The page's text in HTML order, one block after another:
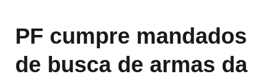
PF cumpre mandados
de busca de armas da